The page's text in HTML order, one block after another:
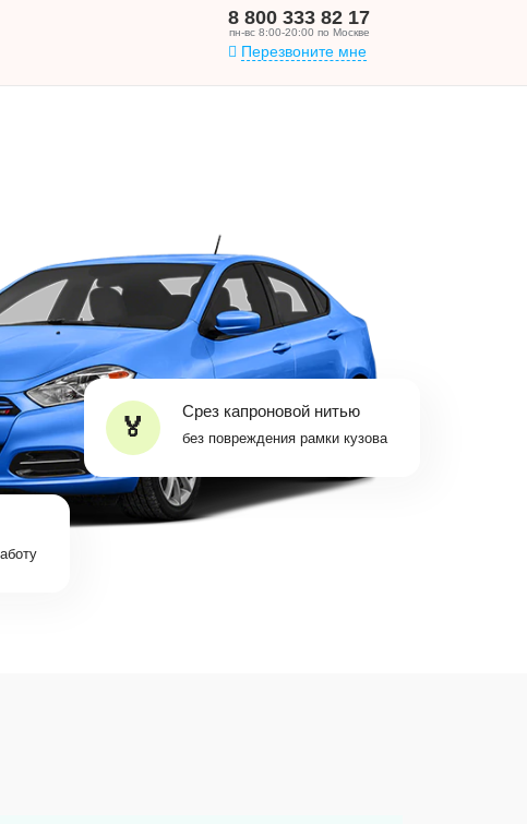
8 800 333 82 17
пн-вс 8:00-20:00 по Москве
Перезвоните мне
Срез капроновой нитью
без повреждения рамки кузова